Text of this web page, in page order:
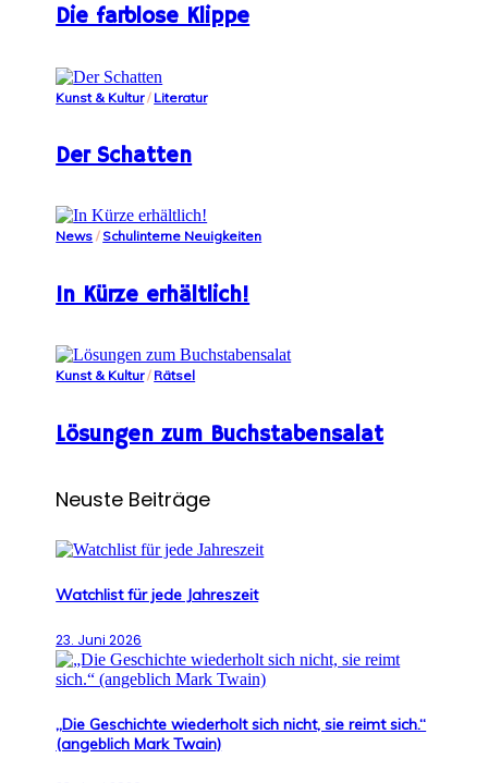
Die farblose Klippe
Kunst & Kultur/ Literatur
Der Schatten
News / Schulinterne Neuigkeiten
In Kürze erhältlich!
Kunst & Kultur/ Rätsel
Lösungen zum Buchstabensalat
Neuste Beiträge
Watchlist für jede Jahreszeit
23. Juni 2026
„Die Geschichte wiederholt sich nicht, sie reimt sich.“
(angeblich Mark Twain)